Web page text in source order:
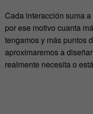
Cada interacción suma
por ese motivo cuanta
tengamos y más puntos
aproximaremos a
realmente necesita o